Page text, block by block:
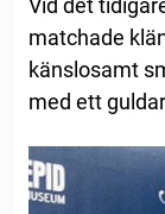
Vid det
matchade
känslosamt
med ett